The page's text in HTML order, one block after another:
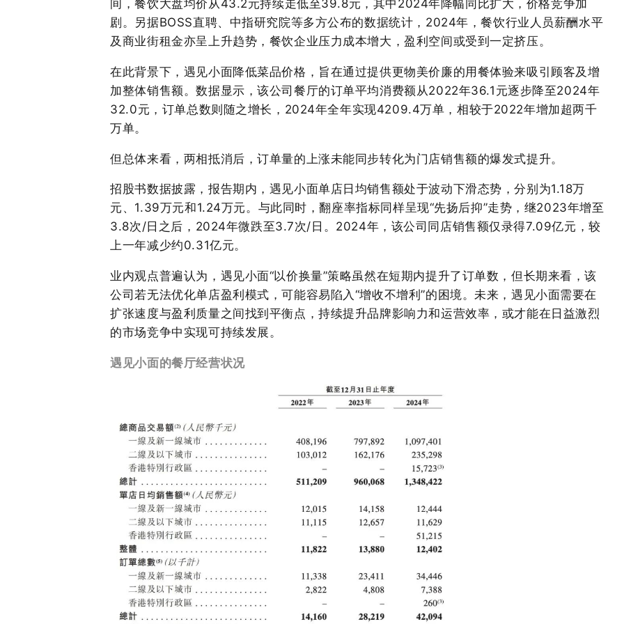
间，餐饮大盘均价从43.2元持续走低至39.8元，其中2024年降幅同比扩大，价格竞争加
剧。另据BOSS直聘、中指研究院等多方公布的数据统计，2024年，餐饮行业人员薪酬水平
及商业街租金亦呈上升趋势，餐饮企业压力成本增大，盈利空间或受到一定挤压。
在此背景下，遇见小面降低菜品价格，旨在通过提供更物美价廉的用餐体验来吸引顾客及增
加整体销售额。数据显示，该公司餐厅的订单平均消费额从2022年36.1元逐步降至2024年
32.0元，订单总数则随之增长，2024年全年实现4209.4万单，相较于2022年增加超两千
万单。
但总体来看，两相抵消后，订单量的上涨未能同步转化为门店销售额的爆发式提升。
招股书数据披露，报告期内，遇见小面单店日均销售额处于波动下滑态势，分别为1.18万
元、1.39万元和1.24万元。与此同时，翻座率指标同样呈现“先扬后抑”走势，继2023年增至
3.8次/日之后，2024年微跌至3.7次/日。2024年，该公司同店销售额仅录得7.09亿元，较
上一年减少约0.31亿元。
业内观点普遍认为，遇见小面“以价换量”策略虽然在短期内提升了订单数，但长期来看，该
公司若无法优化单店盈利模式，可能容易陷入“增收不增利”的困境。未来，遇见小面需要在
扩张速度与盈利质量之间找到平衡点，持续提升品牌影响力和运营效率，或才能在日益激烈
的市场竞争中实现可持续发展。
遇见小面的餐厅经营状况